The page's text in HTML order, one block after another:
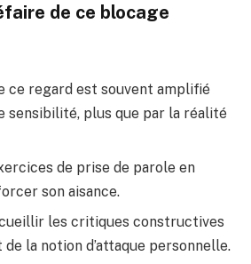
de ce blocage
ce regard est souvent amplifié
sensibilité, plus que par la réalité
de prise de parole en
son aisance.
les critiques constructives
la notion d’attaque personnelle.